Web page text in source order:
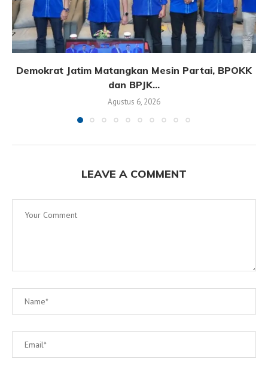
Demokrat Jatim Matangkan Mesin Partai, BPOKK
dan BPJK...
Agustus 6, 2026
LEAVE A COMMENT